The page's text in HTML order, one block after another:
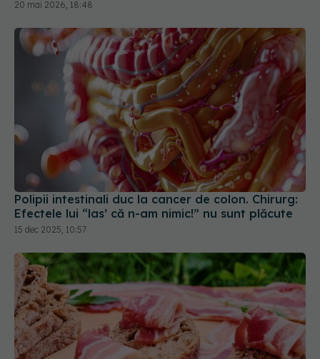
Polipii intestinali duc la cancer de colon. Chirurg:
Efectele lui “las’ că n-am nimic!” nu sunt plăcute
15 dec 2025, 10:57